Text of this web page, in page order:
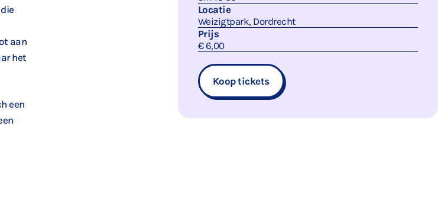
aan
het
een
Locatie
Weizigtpark, Dordrecht
Prijs
€ 6,00
Koop tickets